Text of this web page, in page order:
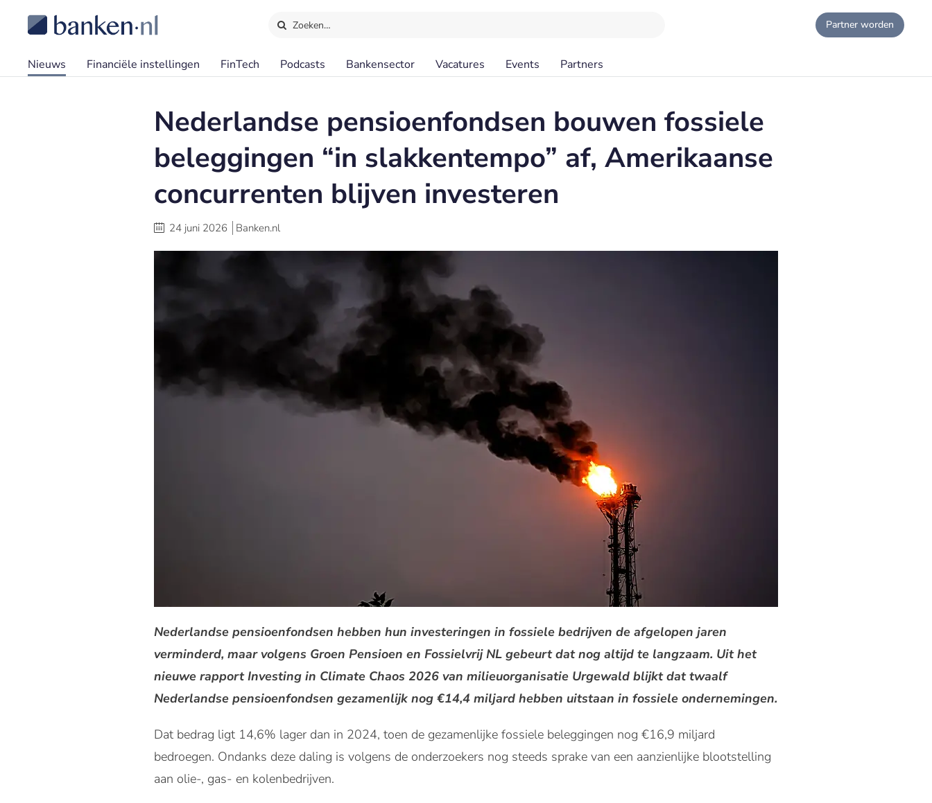
Zoeken… Partner worden
Nieuws Financiële instellingen FinTech Podcasts Bankensector Vacatures Events Partners
Nederlandse pensioenfondsen bouwen fossiele
beleggingen “in slakkentempo” af, Amerikaanse
concurrenten blijven investeren
24 juni 2026 Banken.nl
Nederlandse pensioenfondsen hebben hun investeringen in fossiele bedrijven de afgelopen jaren
verminderd, maar volgens Groen Pensioen en Fossielvrij NL gebeurt dat nog altijd te langzaam. Uit het
nieuwe rapport Investing in Climate Chaos 2026 van milieuorganisatie Urgewald blijkt dat twaalf
Nederlandse pensioenfondsen gezamenlijk nog €14,4 miljard hebben uitstaan in fossiele ondernemingen.
Dat bedrag ligt 14,6% lager dan in 2024, toen de gezamenlijke fossiele beleggingen nog €16,9 miljard
bedroegen. Ondanks deze daling is volgens de onderzoekers nog steeds sprake van een aanzienlijke blootstelling
aan olie-, gas- en kolenbedrijven.